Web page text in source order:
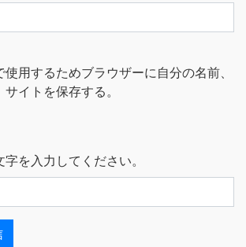
用するためブラウザーに自分の名前、
イトを保存する。
字を入力してください。